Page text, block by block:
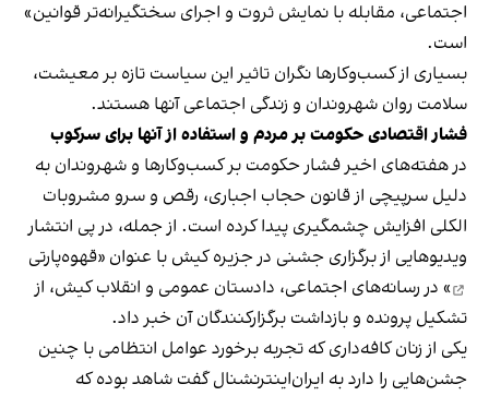
اجتماعی، مقابله با نمایش ثروت و اجرای سختگیرانه‌تر قوانین»
است.
بسیاری از کسب‌وکارها نگران تاثیر این سیاست‌ تازه بر معیشت،
سلامت روان شهروندان و زندگی اجتماعی آنها هستند.
فشار اقتصادی حکومت بر مردم و استفاده از آنها برای سرکوب
در هفته‌های اخیر فشار حکومت بر کسب‌وکارها و شهروندان به
دلیل سرپیچی از قانون حجاب اجباری، رقص و سرو مشروبات
الکلی افزایش چشمگیری پیدا کرده است. از جمله، در پی انتشار
ویدیوهایی از برگزاری جشنی در جزیره کیش با عنوان «قهوه‌پارتی
» در رسانه‌های اجتماعی، دادستان عمومی و انقلاب کیش، از
تشکیل پرونده و بازداشت برگزارکنندگان آن خبر داد.
یکی از زنان کافه‌داری که تجربه برخورد عوامل انتظامی با چنین
جشن‌هایی را دارد به ایران‌اینترنشنال گفت شاهد بوده که